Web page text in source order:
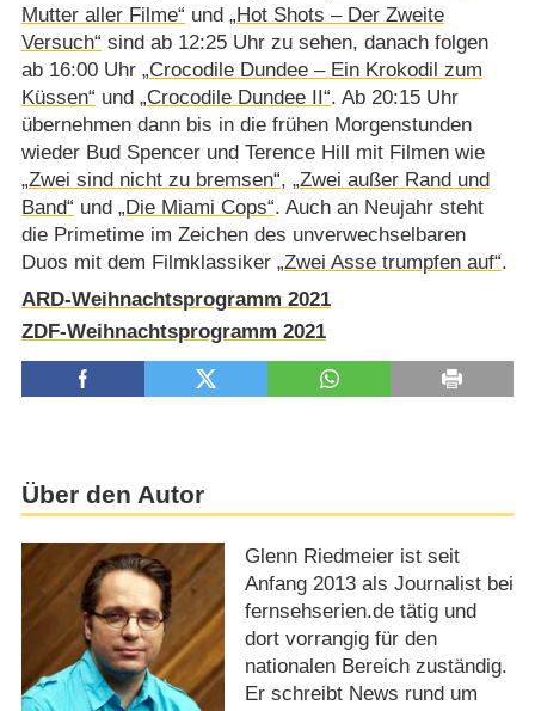
Mutter aller Filme“ und „Hot Shots – Der Zweite
Versuch“ sind ab 12:25 Uhr zu sehen, danach folgen
ab 16:00 Uhr „Crocodile Dundee – Ein Krokodil zum
Küssen“ und „Crocodile Dundee II“. Ab 20:15 Uhr
übernehmen dann bis in die frühen Morgenstunden
wieder Bud Spencer und Terence Hill mit Filmen wie
„Zwei sind nicht zu bremsen“, „Zwei außer Rand und
Band“ und „Die Miami Cops“. Auch an Neujahr steht
die Primetime im Zeichen des unverwechselbaren
Duos mit dem Filmklassiker „Zwei Asse trumpfen auf“.
ARD-Weihnachtsprogramm 2021
ZDF-Weihnachtsprogramm 2021
Über den Autor
Glenn Riedmeier ist seit
Anfang 2013 als Journalist bei
fernsehserien.de tätig und
dort vorrangig für den
nationalen Bereich zuständig.
Er schreibt News rund um